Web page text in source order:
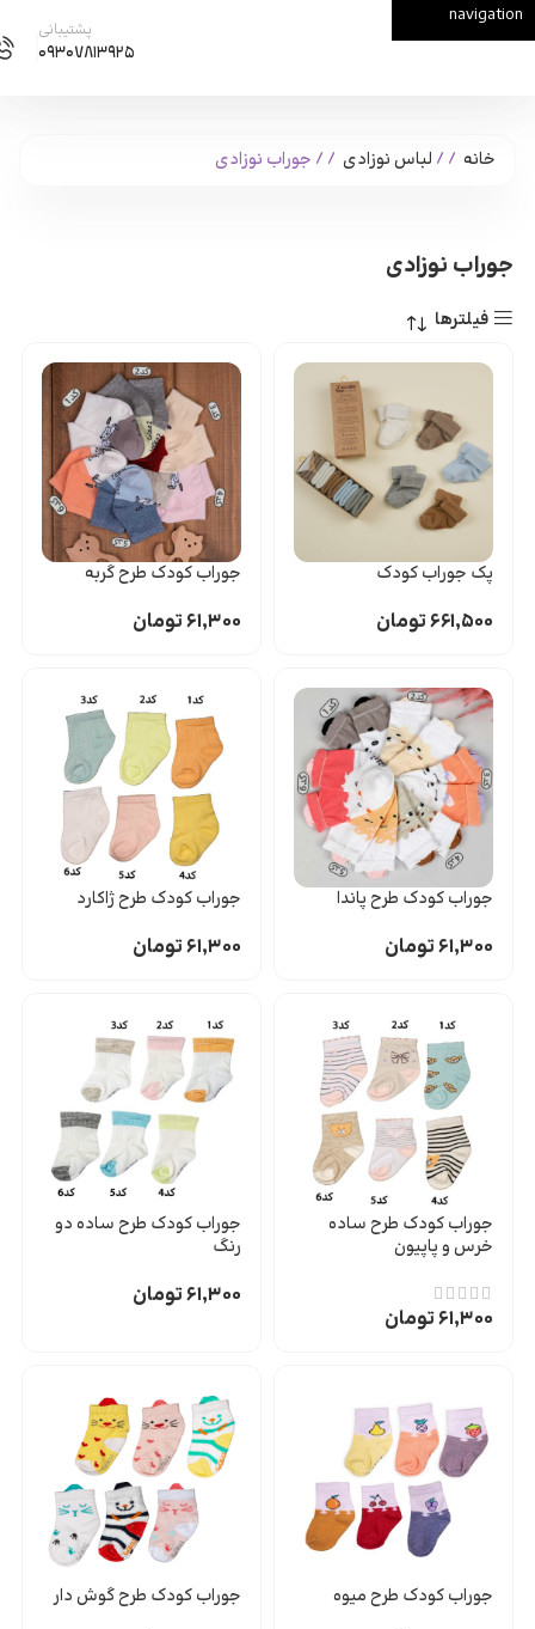
navigation
Skip to main content پشتیبانی
۰۹۳۰۷۸۱۳۹۲۵
خانه / لباس نوزادی / جوراب نوزادی
جوراب نوزادی
فیلترها
پک جوراب کودک
۶۶۱,۵۰۰تومان
جوراب کودک طرح گربه
۶۱,۳۰۰تومان
جوراب کودک طرح پاندا
۶۱,۳۰۰تومان
جوراب کودک طرح ژاکارد
۶۱,۳۰۰تومان
جوراب کودک طرح ساده
خرس و پاپیون
۶۱,۳۰۰تومان
جوراب کودک طرح ساده دو
رنگ
۶۱,۳۰۰تومان
جوراب کودک طرح میوه جوراب کودک طرح گوش دار